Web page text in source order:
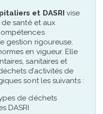
et DASRI vise
santé et aux
gestion rigoureuse,
en vigueur. Elle
sanitaires et
d’activités de
sont les suivants :
de déchets
DASRI